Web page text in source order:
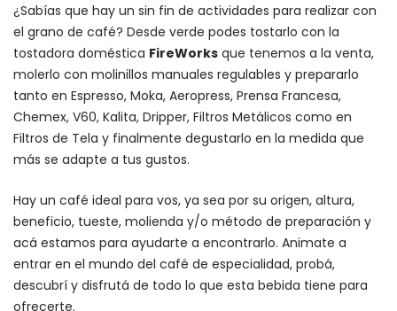
¿Sabías que hay un sin fin de actividades para realizar con
el grano de café? Desde verde podes tostarlo con la
tostadora doméstica FireWorks que tenemos a la venta,
molerlo con molinillos manuales regulables y prepararlo
tanto en Espresso, Moka, Aeropress, Prensa Francesa,
Chemex, V60, Kalita, Dripper, Filtros Metálicos como en
Filtros de Tela y finalmente degustarlo en la medida que
más se adapte a tus gustos.
Hay un café ideal para vos, ya sea por su origen, altura,
beneficio, tueste, molienda y/o método de preparación y
acá estamos para ayudarte a encontrarlo. Animate a
entrar en el mundo del café de especialidad, probá,
descubrí y disfrutá de todo lo que esta bebida tiene para
ofrecerte.